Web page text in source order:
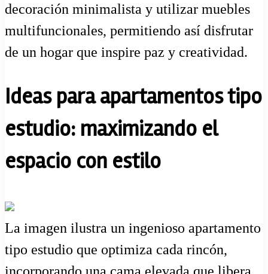
decoración minimalista y utilizar muebles
multifuncionales, permitiendo así disfrutar
de un hogar que inspire paz y creatividad.
Ideas para apartamentos tipo
estudio: maximizando el
espacio con estilo
La imagen ilustra un ingenioso apartamento
tipo estudio que optimiza cada rincón,
incorporando una cama elevada que libera